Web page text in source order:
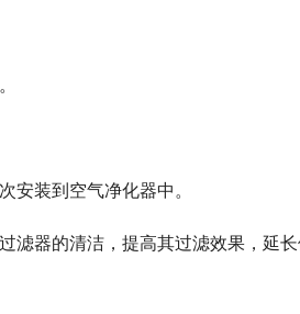
安装到空气净化器中。
滤器的清洁，提高其过滤效果，延